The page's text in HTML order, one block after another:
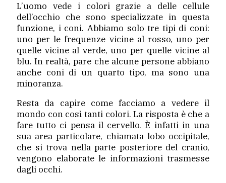
L’uomo vede i colori grazie a delle cellule
dell’occhio che sono specializzate in questa
funzione, i coni. Abbiamo solo tre tipi di coni:
uno per le frequenze vicine al rosso, uno per
quelle vicine al verde, uno per quelle vicine al
blu. In realtà, pare che alcune persone abbiano
anche coni di un quarto tipo, ma sono una
minoranza.
Resta da capire come facciamo a vedere il
mondo con così tanti colori. La risposta è che a
fare tutto ci pensa il cervello. È infatti in una
sua area particolare, chiamata lobo occipitale,
che si trova nella parte posteriore del cranio,
vengono elaborate le informazioni trasmesse
dagli occhi.